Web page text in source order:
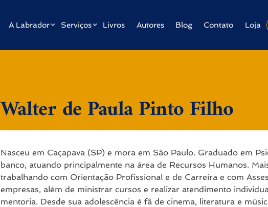
A Labrador Serviços Livros Autores Blog Contato Loja
Walter de Paula Pinto Filho
Nasceu em Caçapava (SP) e mora em São Paulo. Graduado em
banco, atuando principalmente na área de Recursos Humanos.
trabalhando com Orientação Profissional e de Carreira e com
empresas, além de ministrar cursos e realizar atendimento
mentoria. Desde sua adolescência é fã de cinema, literatura e